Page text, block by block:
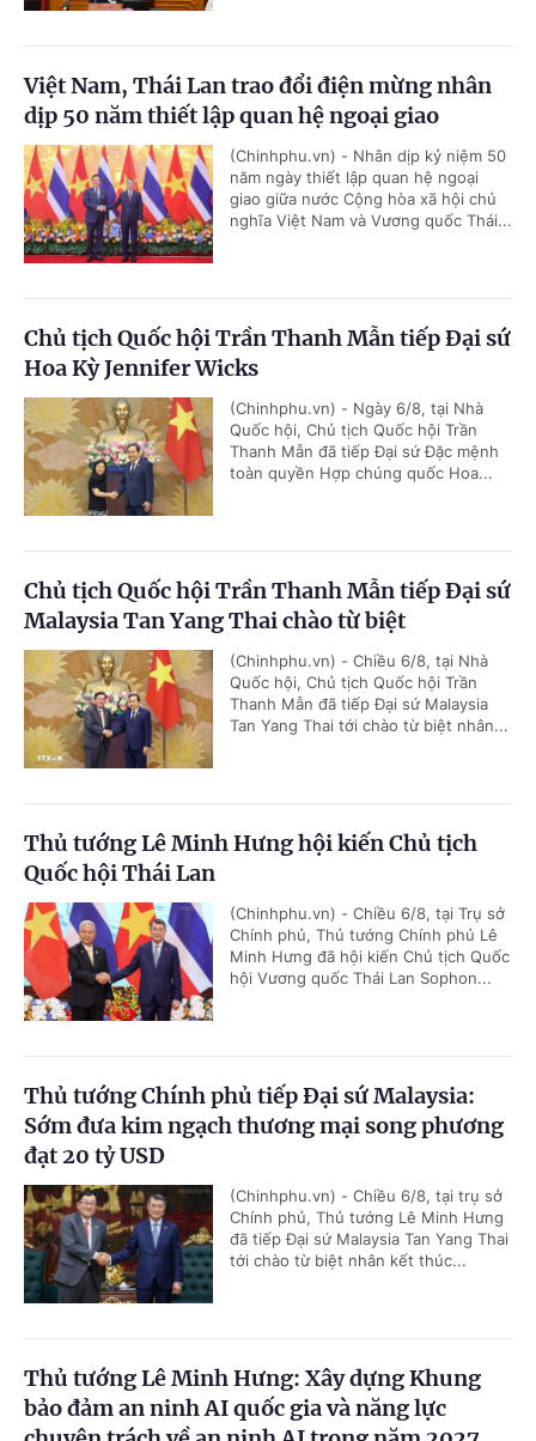
Việt Nam, Thái Lan trao đổi điện mừng nhân
dịp 50 năm thiết lập quan hệ ngoại giao
(Chinhphu.vn) - Nhân dịp kỷ niệm 50
năm ngày thiết lập quan hệ ngoại
giao giữa nước Cộng hòa xã hội chủ
nghĩa Việt Nam và Vương quốc Thái...
Chủ tịch Quốc hội Trần Thanh Mẫn tiếp Đại sứ
Hoa Kỳ Jennifer Wicks
(Chinhphu.vn) - Ngày 6/8, tại Nhà
Quốc hội, Chủ tịch Quốc hội Trần
Thanh Mẫn đã tiếp Đại sứ Đặc mệnh
toàn quyền Hợp chúng quốc Hoa...
Chủ tịch Quốc hội Trần Thanh Mẫn tiếp Đại sứ
Malaysia Tan Yang Thai chào từ biệt
(Chinhphu.vn) - Chiều 6/8, tại Nhà
Quốc hội, Chủ tịch Quốc hội Trần
Thanh Mẫn đã tiếp Đại sứ Malaysia
Tan Yang Thai tới chào từ biệt nhân...
Thủ tướng Lê Minh Hưng hội kiến Chủ tịch
Quốc hội Thái Lan
(Chinhphu.vn) - Chiều 6/8, tại Trụ sở
Chính phủ, Thủ tướng Chính phủ Lê
Minh Hưng đã hội kiến Chủ tịch Quốc
hội Vương quốc Thái Lan Sophon...
Thủ tướng Chính phủ tiếp Đại sứ Malaysia:
Sớm đưa kim ngạch thương mại song phương
đạt 20 tỷ USD
(Chinhphu.vn) - Chiều 6/8, tại trụ sở
Chính phủ, Thủ tướng Lê Minh Hưng
đã tiếp Đại sứ Malaysia Tan Yang Thai
tới chào từ biệt nhân kết thúc...
Thủ tướng Lê Minh Hưng: Xây dựng Khung
bảo đảm an ninh AI quốc gia và năng lực